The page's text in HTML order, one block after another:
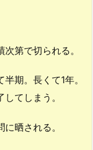
第で切られる。
期。長くて1年。
てしまう。
晒される。